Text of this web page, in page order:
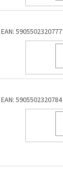
EAN: 5905502320777
EAN: 5905502320784